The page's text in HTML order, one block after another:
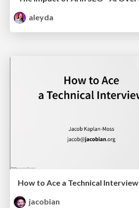
aleyda
How to Ace a Technical Interview
jacobian